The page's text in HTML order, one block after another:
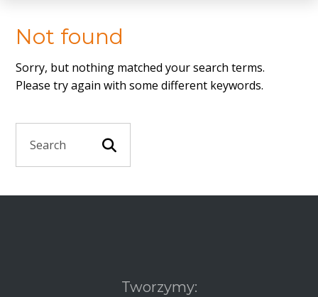
Not found
Sorry, but nothing matched your search terms.
Please try again with some different keywords.
Tworzymy: